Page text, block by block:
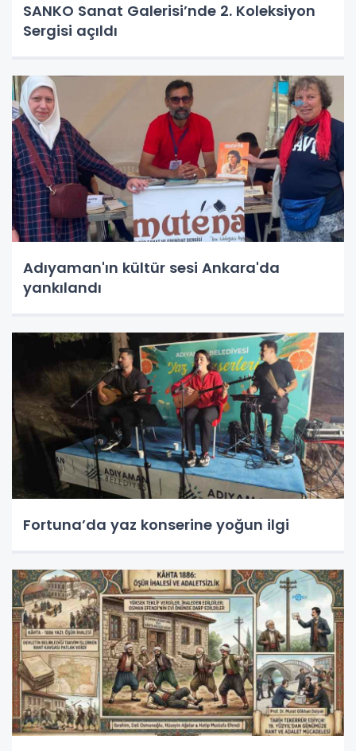
SANKO Sanat Galerisi’nde 2. Koleksiyon
Sergisi açıldı
Adıyaman'ın kültür sesi Ankara'da
yankılandı
Fortuna’da yaz konserine yoğun ilgi